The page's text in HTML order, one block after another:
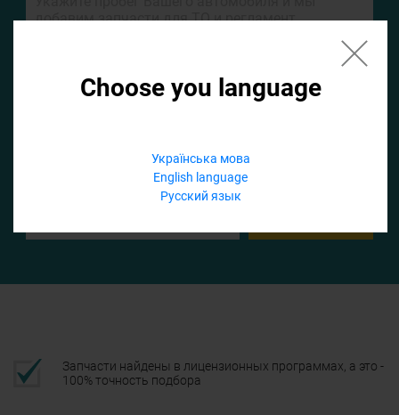
Choose you language
Українська мова
English language
Русский язык
Запчасти найдены в лицензионных программах, а это -
100% точность подбора